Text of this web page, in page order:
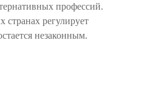
профессий.
странах регулирует
незаконным.